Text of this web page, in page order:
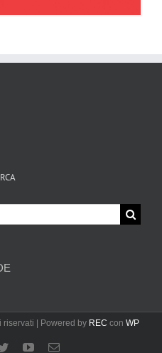
riservati | Powered by REC con WP
TwitterYouTubeEmail